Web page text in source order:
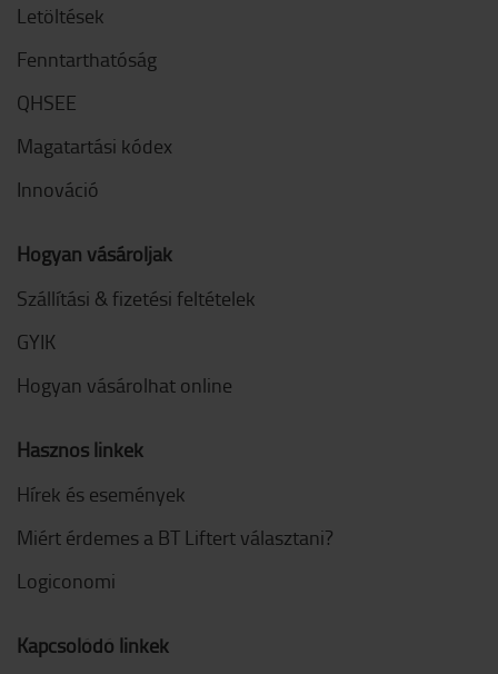
Letöltések
Fenntarthatóság
QHSEE
Magatartási kódex
Innováció
Hogyan vásároljak
Szállítási & fizetési feltételek
GYIK
Hogyan vásárolhat online
Hasznos linkek
Hírek és események
Miért érdemes a BT Liftert választani?
Logiconomi
Kapcsolódó linkek